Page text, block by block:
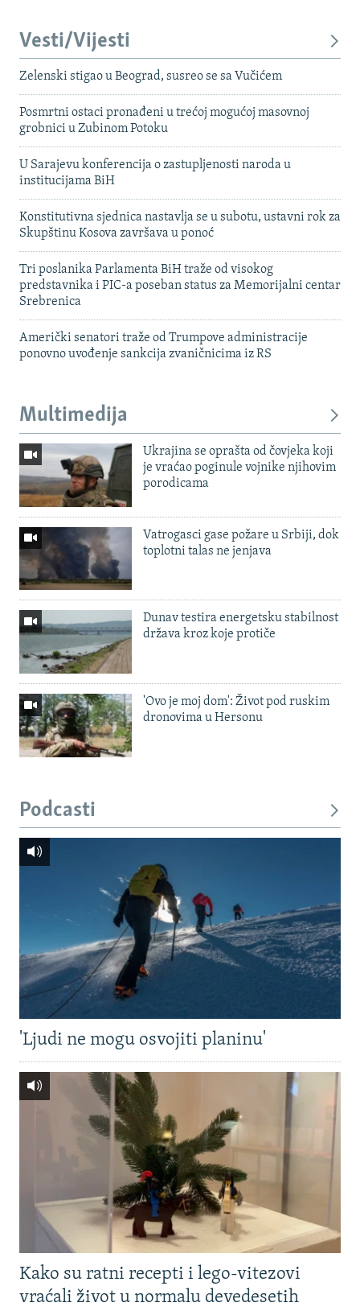
Vesti/Vijesti
Zelenski stigao u Beograd, susreo se sa Vučićem
Posmrtni ostaci pronađeni u trećoj mogućoj masovnoj
grobnici u Zubinom Potoku
U Sarajevu konferencija o zastupljenosti naroda u
institucijama BiH
Konstitutivna sjednica nastavlja se u subotu, ustavni rok za
Skupštinu Kosova završava u ponoć
Tri poslanika Parlamenta BiH traže od visokog
predstavnika i PIC-a poseban status za Memorijalni centar
Srebrenica
Američki senatori traže od Trumpove administracije
ponovno uvođenje sankcija zvaničnicima iz RS
Multimedija
Ukrajina se oprašta od čovjeka koji
je vraćao poginule vojnike njihovim
porodicama
Vatrogasci gase požare u Srbiji, dok
toplotni talas ne jenjava
Dunav testira energetsku stabilnost
država kroz koje protiče
'Ovo je moj dom': Život pod ruskim
dronovima u Hersonu
Podcasti
'Ljudi ne mogu osvojiti planinu'
Kako su ratni recepti i lego-vitezovi
vraćali život u normalu devedesetih